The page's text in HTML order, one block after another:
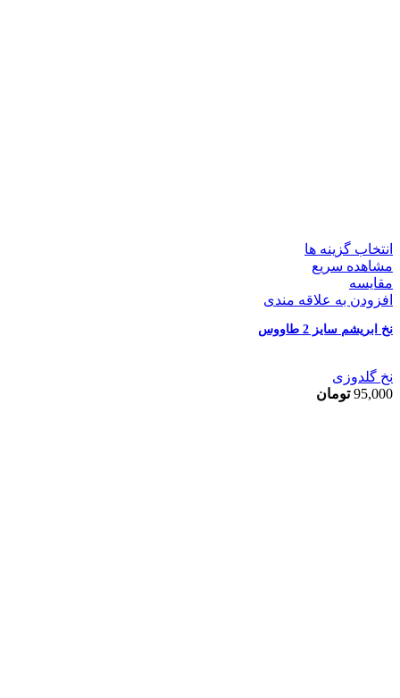
انتخاب گزینه ها
مشاهده سریع
مقایسه
افزودن به علاقه مندی
نخ ابریشم سایز 2 طاووس
نخ گلدوزی
95,000 تومان